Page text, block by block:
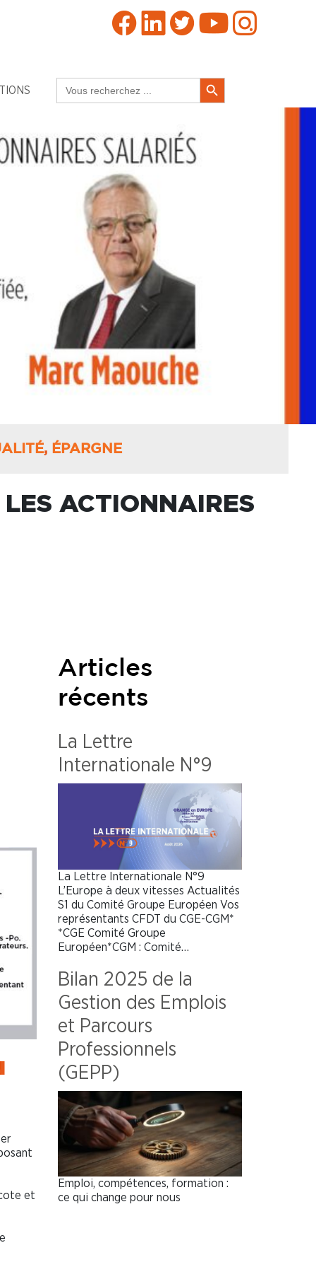
for:
Search Button
, ÉPARGNE
ACTIONNAIRES
et
Articles
récents
La Lettre
Internationale N°9
La Lettre Internationale N°9
L’Europe à deux vitesses Actualités
S1 du Comité Groupe Européen Vos
représentants CFDT du CGE-CGM*
*CGE Comité Groupe
Européen*CGM : Comité…
Bilan 2025 de la
Gestion des Emplois
et Parcours
Professionnels
(GEPP)
Emploi, compétences, formation :
ce qui change pour nous